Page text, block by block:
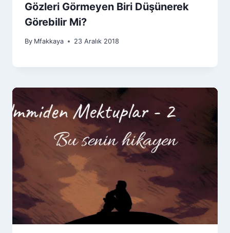
Gözleri Görmeyen Biri Düşünerek
Görebilir Mi?
By Mfakkaya 23 Aralık 2018